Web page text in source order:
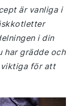
är vanliga i
i din
har grädde och
viktiga för att